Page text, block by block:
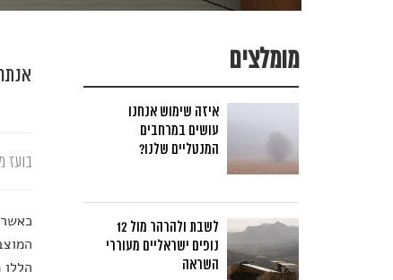
בועז
מומלצים
איזה שימוש אנחנו
עושים במרחבים
המנטליים שלנו?
לשבת ולהרהר מול 12
נופים ישראליים מעוררי
השראה